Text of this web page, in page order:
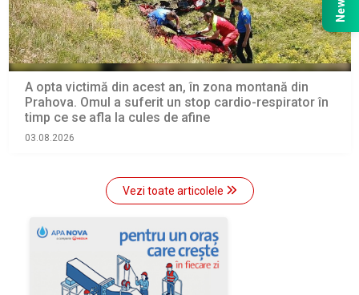
A opta victimă din acest an, în zona montană din
Prahova. Omul a suferit un stop cardio-respirator în
timp ce se afla la cules de afine
03.08.2026
Vezi toate articolele